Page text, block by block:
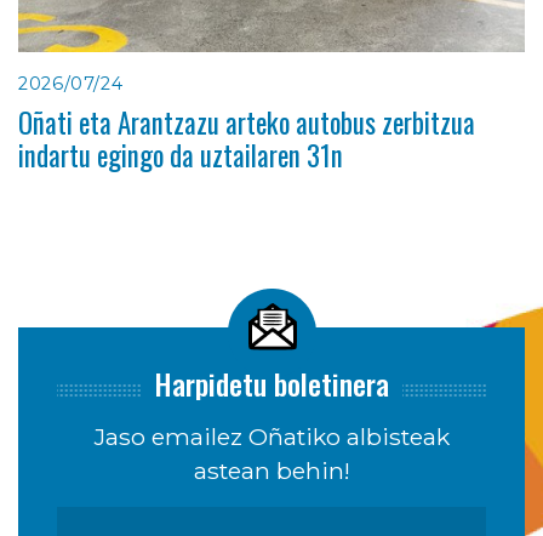
2026/07/24
Oñati eta Arantzazu arteko autobus zerbitzua
indartu egingo da uztailaren 31n
Harpidetu boletinera
Jaso emailez Oñatiko albisteak
astean behin!